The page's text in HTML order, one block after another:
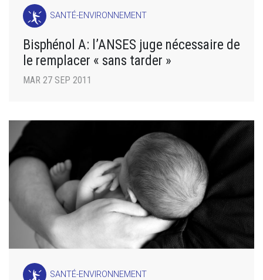
SANTÉ-ENVIRONNEMENT
Bisphénol A: l’ANSES juge nécessaire de
le remplacer « sans tarder »
MAR 27 SEP 2011
SANTÉ-ENVIRONNEMENT